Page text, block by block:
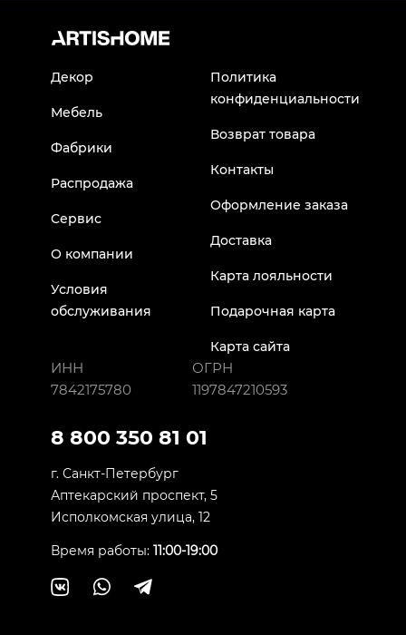
Декор
Мебель
Фабрики
Распродажа
Сервис
О компании
Условия
обслуживания
Политика
конфиденциальности
Возврат товара
Контакты
Оформление заказа
Доставка
Карта лояльности
Подарочная карта
Карта сайта
ИНН
7842175780
ОГРН
1197847210593
8 800 350 81 01
г. Санкт-Петербург
Аптекарский проспект, 5
Исполкомская улица, 12
Время работы: 11:00-19:00